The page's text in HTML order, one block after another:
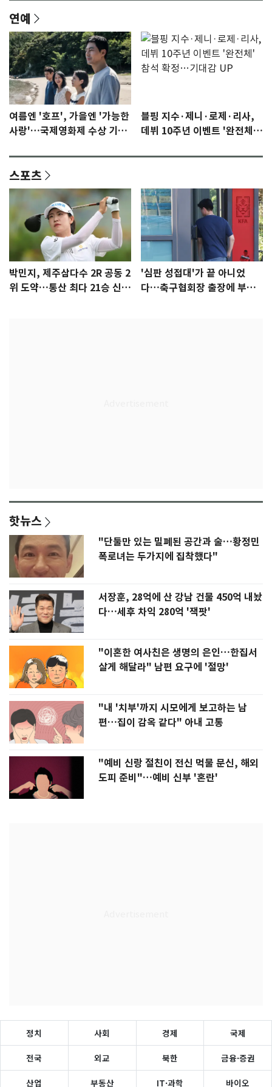
연예
여름엔 '호프', 가을엔 '가능한
사랑'…국제영화제 수상 기대
블핑 지수·제니·로제·리사,
데뷔 10주년 이벤트 '완전체'
스포츠
박민지, 제주삼다수 2R 공동 2
위 도약…통산 최다 21승 신기
'심판 성접대'가 끝 아니었
다…축구협회장 출장에 부인
핫뉴스
"단둘만 있는 밀폐된 공간과 술…황정민
폭로녀는 두가지에 집착했다"
서장훈, 28억에 산 강남 건물 450억 내놨
다…세후 차익 280억 '잭팟'
"이혼한 여사친은 생명의 은인…한집서
살게 해달라" 남편 요구에 '절망'
"내 '치부'까지 시모에게 보고하는 남
편…집이 감옥 같다" 아내 고통
"예비 신랑 절친이 전신 먹물 문신, 해외
도피 준비"…예비 신부 '혼란'
정치 사회 경제 국제
전국 외교 북한 금융·증권
산업 부동산 IT·과학 바이오